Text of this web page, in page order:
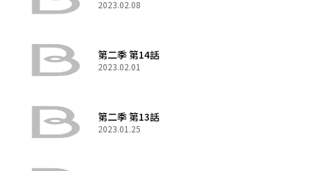
2023.02.08
第二季 第14話
2023.02.01
第二季 第13話
2023.01.25